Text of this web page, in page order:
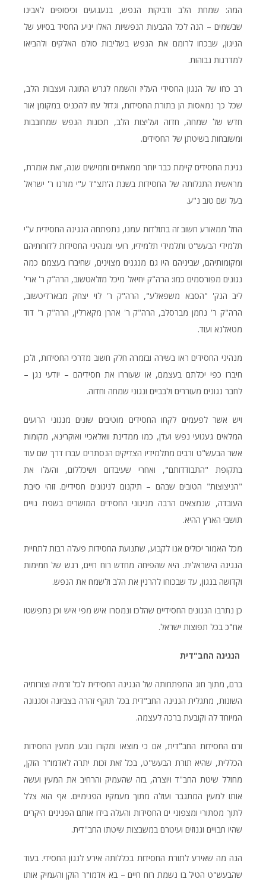
המה: שמחת הלב ודביקות הנפש, בגעגועים וכיסופים לאבינו
שבשמים – הנה לכל ההבעות הנפשיות האלו יגיע החסיד בסיוע של
הניגון, שבכחו לרומם את הנפש בשליבות סולם האלקים ולהביאו
למדרגות גבוהות.
רב כחו של הנגון החסידי העליז והשמח לגרש התוגה ועצבות הלב,
שכל כך נמאסות הן בתורת החסידות, וגדול עוזו להכניס במקומן אור
חדש של שמחה, חדוה ועליצות הלב, תכונות הנפש שמחובבות
ומשובחות בשיטתן של החסידים.
נגינת החסידים קיימת כבר יותר ממאתיים וחמישים שנה, זאת אומרת,
מראשית התגלותה של החסידות בשנת ה'תצ"ד ע"י מורנו ר' ישראל
בעל שם טוב נ"ע.
החל ממאורע חשוב זה בתולדות עמנו, נתפתחה הנגינה החסידית ע"י
תלמידי הבעש"ט ותלמידי תלמידיו, רועי ומנהיגי החסידות לדורותיהם
ומקומותיהם, שביניהם היו גם מנגנים מצוינים, שחיברו בעצמם כמה
נגונים מפורסמים כמו: הרה"ק יחיאל מיכל מזלאטשוב, הרה"ק ר' ארי'
ליב הנק' "הסבא משפאלע", הרה"ק ר' לוי יצחק מבארדיטשוב,
הרה"ק ר' נחמן מברסלב, הרה"ק ר' אהרן מקארלין, הרה"ק ר' דוד
מטאלנא ועוד.
מנהיגי החסידים ראו בשירה ובזמרה חלק חשוב מדרכי החסידות, ולכן
חיברו כפי יכלתם בעצמם, או שעוררו את חסידיהם – יודעי נגן –
לחבר נגונים מעוררים ולבביים ונגוני שמחה וחדוה.
ויש אשר לפעמים לקחו החסידים מוטיבים שונים מנגוני הרועים
המלאים געגועי נפש ועדן, כמו ממדינת וואלאכיי ואוקרינא, מקומות
אשר הבעש"ט ורבים מתלמידיו הצדיקים הנסתרים עברו דרך שם עוד
בתקופת "התבודדותם", ואחרי שעיבדום ושיכללום, והעלו את
"הניצוצות" הטובים שבהם – תיקנום לניגונים חסידיים. זוהי סיבת
העובדה, שנמצאים הרבה מניגוני החסידים המושרים בשפת גויים
תושבי הארץ ההיא.
מכל האמור יכולים אנו לקבוע, שתנועת החסידות פעלה רבות לתחיית
הנגינה הישראלית. היא שהפיחה מחדש רוח חיים, רגש של חמימות
וקדושה בנגון, עד שבכוחו להרנין את הלב ולשמח את הנפש.
כן נתרבו הנגונים החסידיים שהלכו ונמסרו איש מפי איש וכן נתפשטו
אח"כ בכל תפוצות ישראל.
הנגינה החב"דית
ברם, מתוך חוג התפתחותה של הנגינה החסידית לכל זרמיה וצורותיה
השונות, מתגלית הנגינה החב"דית בכל תוקף זהרה בצביונה וסגנונה
המיוחד לה וקובעת ברכה לעצמה.
זרם החסידות החב"דית, אם כי מוצאו ומקורו נובע ממעין החסידות
הכללית, שהיא תורת הבעש"ט, בכל זאת זכות יתרה לאדמו"ר הזקן,
מחולל שיטת החב"ד ויוצרה, בזה שהעמיק והרחיב את המעין ועשה
אותו למעין המתגבר ועולה מתוך מעמקיו הפנימיים. אף הוא צלל
לתוך מסתורי ומצפוני ים החסידות והעלה בידו אותם הפנינים היקרים
שהיו חבויים וגנוזים ועיטרם במשבצות שיטתו החב"דית.
הנה מה שאירע לתורת החסידות בכללותה אירע לנגון החסידי. בעוד
שהבעש"ט הטיל בו נשמת רוח חיים – בא אדמו"ר הזקן והעמיק אותו